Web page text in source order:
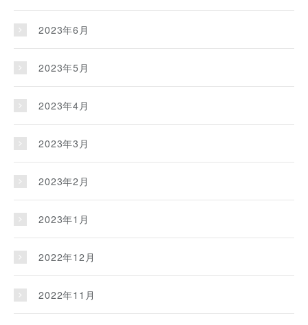
2023年6月
2023年5月
2023年4月
2023年3月
2023年2月
2023年1月
2022年12月
2022年11月